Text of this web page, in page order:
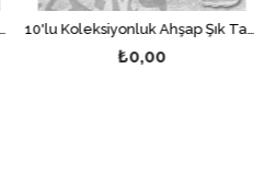
₺0,00